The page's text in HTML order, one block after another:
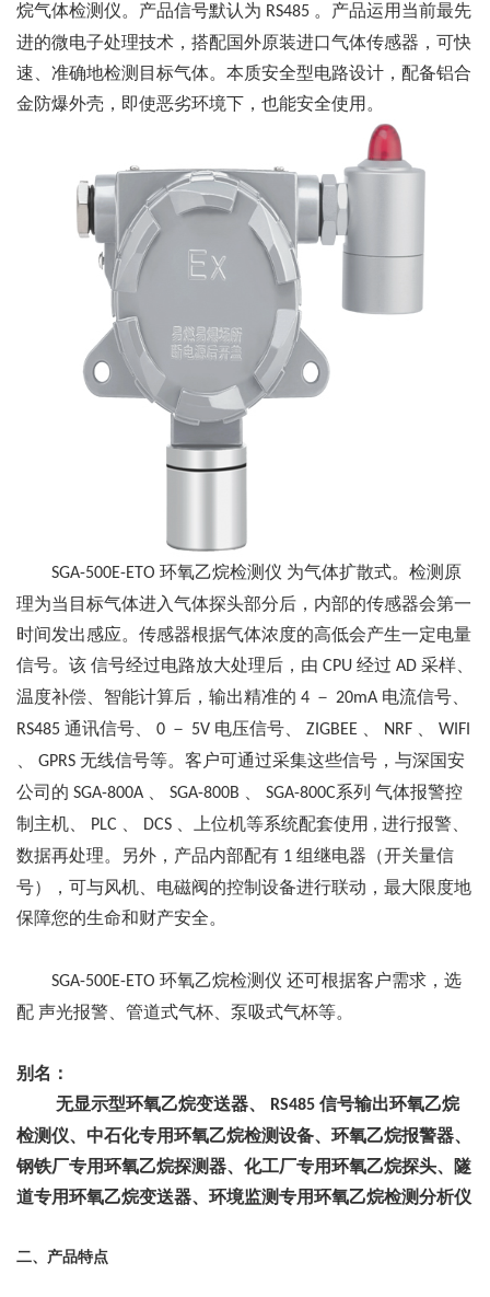
烷气体检测仪。产品信号默认为 RS485 。产品运用当前最先
进的微电子处理技术，搭配国外原装进口气体传感器，可快
速、准确地检测目标气体。本质安全型电路设计，配备铝合
金防爆外壳，即使恶劣环境下，也能安全使用。
SGA-500E-ETO 环氧乙烷检测仪 为气体扩散式。检测原
理为当目标气体进入气体探头部分后，内部的传感器会第一
时间发出感应。传感器根据气体浓度的高低会产生一定电量
信号。该 信号经过电路放大处理后，由 CPU 经过 AD 采样、
温度补偿、智能计算后，输出精准的 4 － 20mA 电流信号、
RS485 通讯信号、 0 － 5V 电压信号、 ZIGBEE NRF WIFI
GPRS 无线信号等。客户可通过采集这些信号，与深国安
公司的 SGA-800A SGA-800B SGA-800C系列 气体报警控
制主机、
PLC DCS 、上位机等系统配套使用 , 进行报警、
数据再处理。另外，产品内部配有 1 组继电器（开关量信
号），可与风机、电磁阀的控制设备进行联动，最大限度地
保障您的生命和财产安全。
SGA-500E-ETO 环氧乙烷检测仪 还可根据客户需求，选
配 声光报警、管道式气杯、泵吸式气杯等。
别名：
无显示型环氧乙烷变送器、
RS485 信号输出环氧乙烷
检测仪、中石化专用环氧乙烷检测设备、环氧乙烷报警器、
钢铁厂专用环氧乙烷探测器、化工厂专用环氧乙烷探头、隧
道专用环氧乙烷变送器、环境监测专用环氧乙烷检测分析仪
二、产品特点